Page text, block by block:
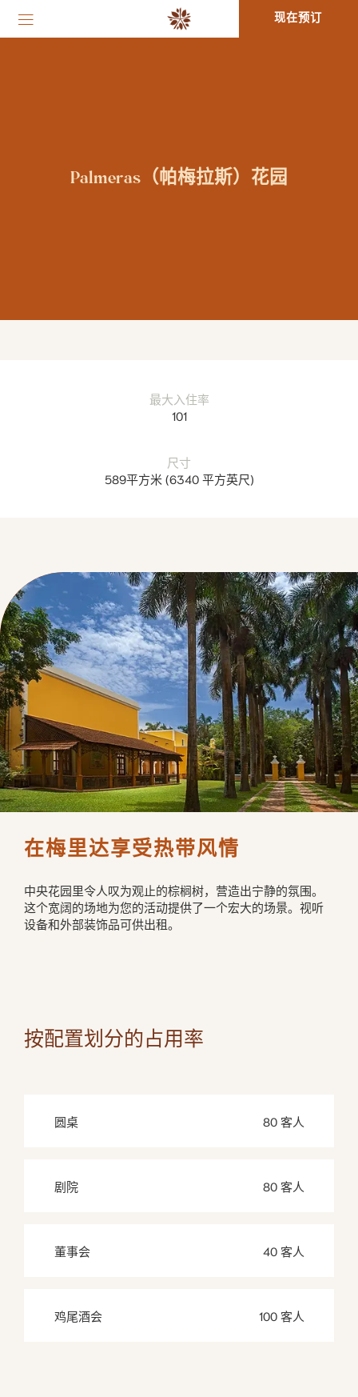
现在预订
Palmeras（帕梅拉斯）花园
最大入住率
101
尺寸
589平方米 (6340 平方英尺)
在梅里达享受热带风情
中央花园里令人叹为观止的棕榈树，营造出宁静的氛围。
这个宽阔的场地为您的活动提供了一个宏大的场景。视听
设备和外部装饰品可供出租。
按配置划分的占用率
圆桌 80 客人
剧院 80 客人
董事会 40 客人
鸡尾酒会 100 客人